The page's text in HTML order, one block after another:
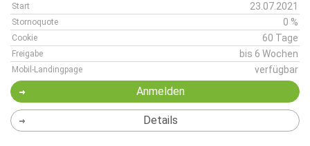
Start 23.07.2021
Stornoquote 0 %
Cookie 60 Tage
Freigabe bis 6 Wochen
Mobil-Landingpage verfügbar
Anmelden
Details